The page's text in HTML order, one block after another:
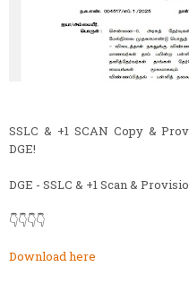
SSLC & +1 SCAN Copy &
DGE!
DGE - SSLC & +1 Scan &
👇👇👇👇
Download here